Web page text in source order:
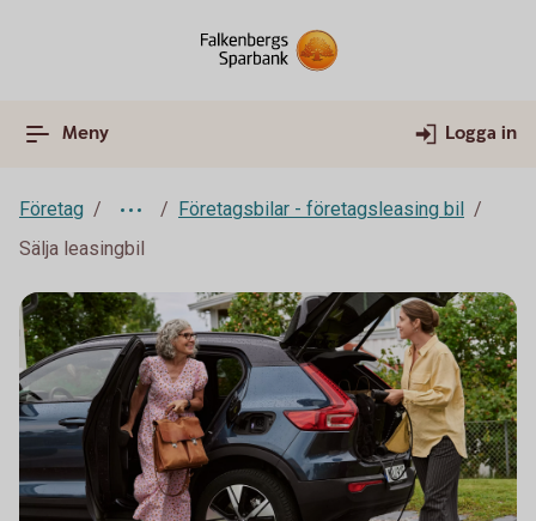
Meny Logga in
Företag
Företagsbilar - företagsleasing bil
Sälja leasingbil